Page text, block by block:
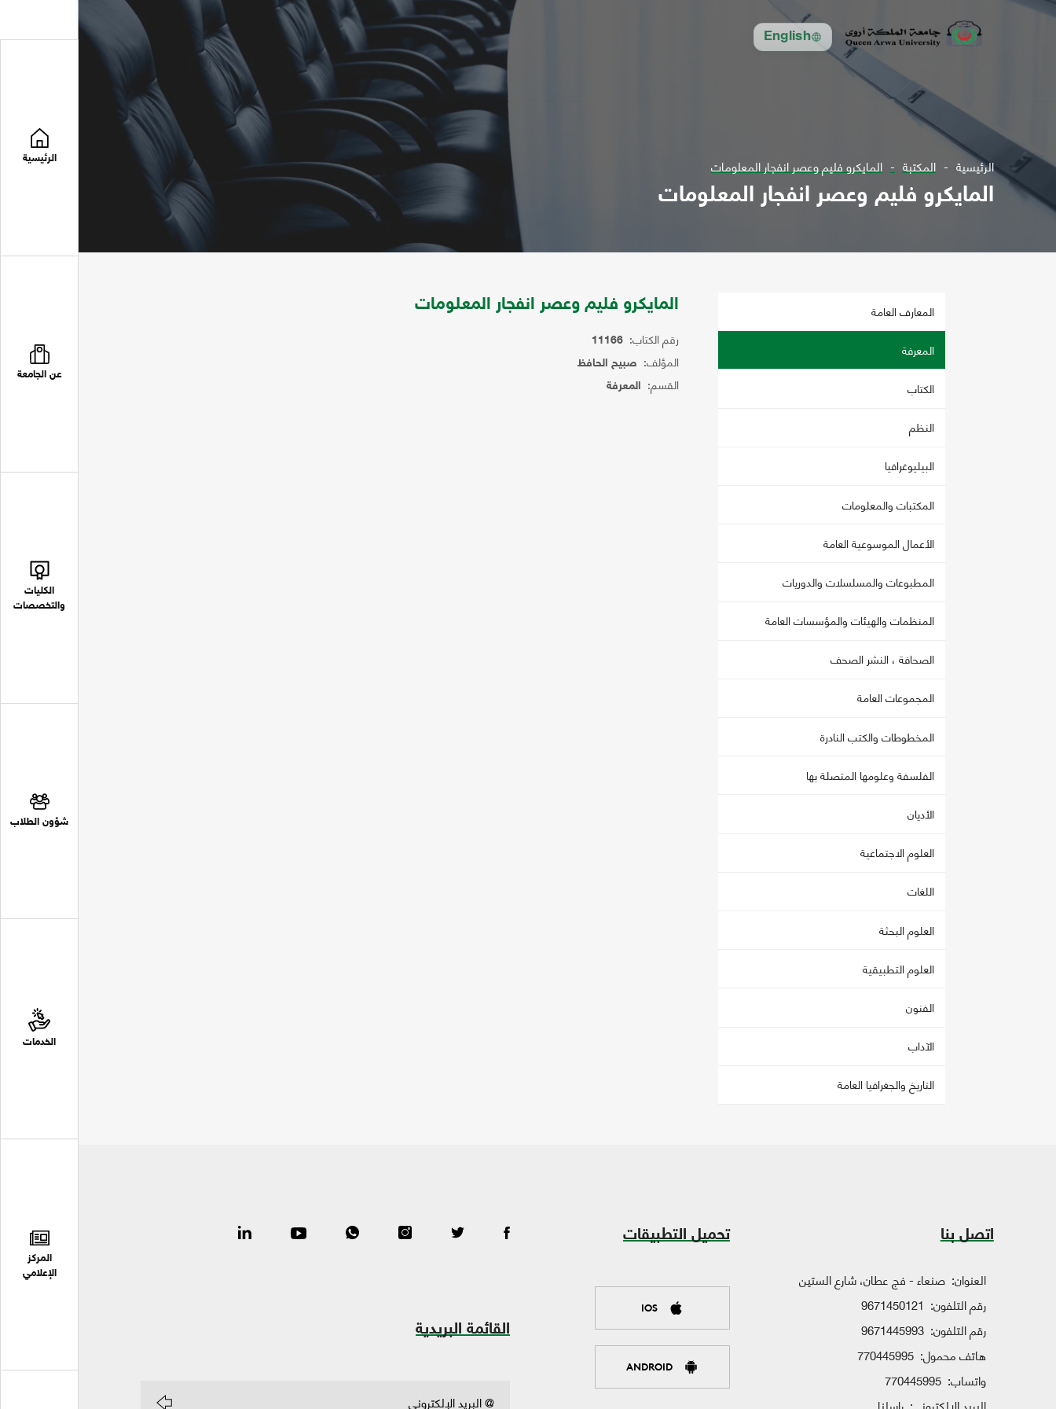
English
الرئيسية
عن الجامعة
الكليات
والتخصصات
شؤون الطلاب
الخدمات
المركز
الإعلامي
الرئيسية المكتبة المايكرو فليم وعصر انفجار المعلومات
المايكرو فليم وعصر انفجار المعلومات
المعارف العامة
المعرفة
الكتاب
النظم
البيليوغرافيا
المكتبات والمعلومات
الأعمال الموسوعية العامة
المطبوعات والمسلسلات والدوريات
المنظمات والهيئات والمؤسسات العامة
الصحافة ، النشر الصحف
المجموعات العامة
المخطوطات والكتب النادرة
الفلسفة وعلومها المتصلة بها
الأديان
العلوم الاجتماعية
اللغات
العلوم البحثة
العلوم التطبيقية
الفنون
الآداب
التاريخ والجغرافيا العامة
المايكرو فليم وعصر انفجار المعلومات
رقم الكتاب: 11166
المؤلف: صبيح الحافظ
القسم: المعرفة
اتصل بنا
العنوان: صنعاء - فج عطان، شارع الستين
رقم التلفون: 9671450121
رقم التلفون: 9671445993
هاتف محمول: 770445995
واتساب: 770445995
تحميل التطبيقات
IOS
ANDROID
القائمة البريدية